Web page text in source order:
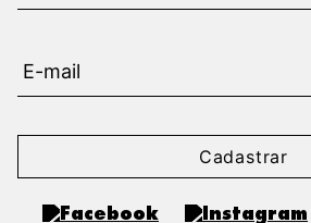
Cadastrar